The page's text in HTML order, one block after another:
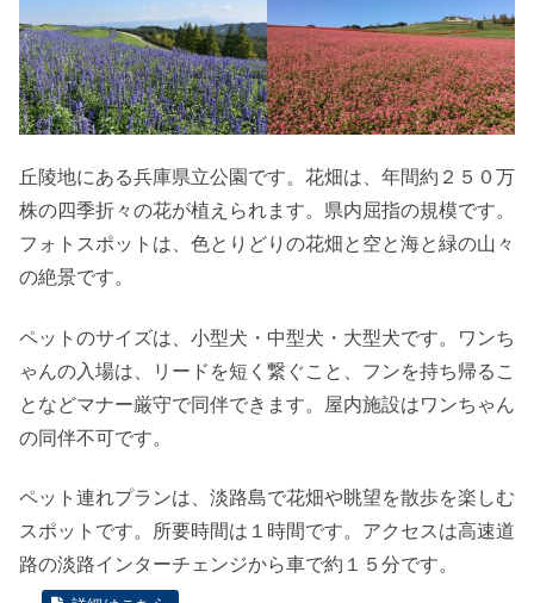
丘陵地にある兵庫県立公園です。花畑は、年間約２５０万
株の四季折々の花が植えられます。県内屈指の規模です。
フォトスポットは、色とりどりの花畑と空と海と緑の山々
の絶景です。
ペットのサイズは、小型犬・中型犬・大型犬です。ワンち
ゃんの入場は、リードを短く繋ぐこと、フンを持ち帰るこ
となどマナー厳守で同伴できます。屋内施設はワンちゃん
の同伴不可です。
ペット連れプランは、淡路島で花畑や眺望を散歩を楽しむ
スポットです。所要時間は１時間です。アクセスは高速道
路の淡路インターチェンジから車で約１５分です。